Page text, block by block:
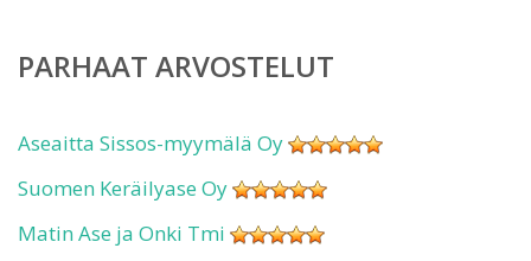
PARHAAT ARVOSTELUT
Aseaitta Sissos-myymälä Oy
Suomen Keräilyase Oy
Matin Ase ja Onki Tmi